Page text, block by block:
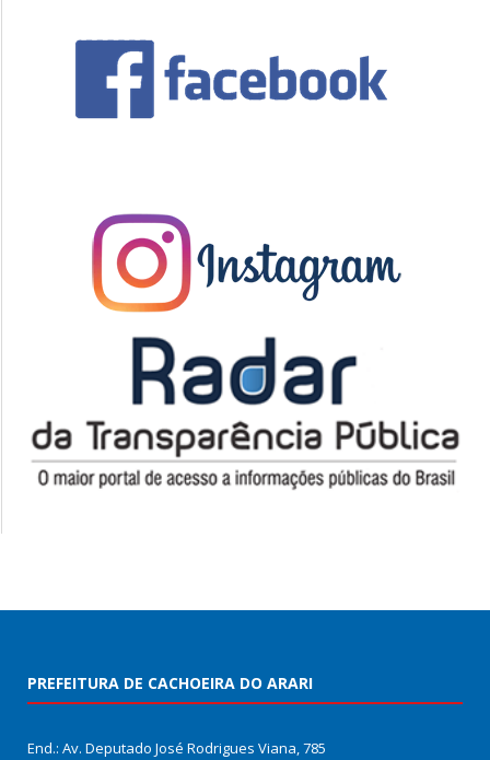
PREFEITURA DE CACHOEIRA DO ARARI
End.: Av. Deputado José Rodrigues Viana, 785